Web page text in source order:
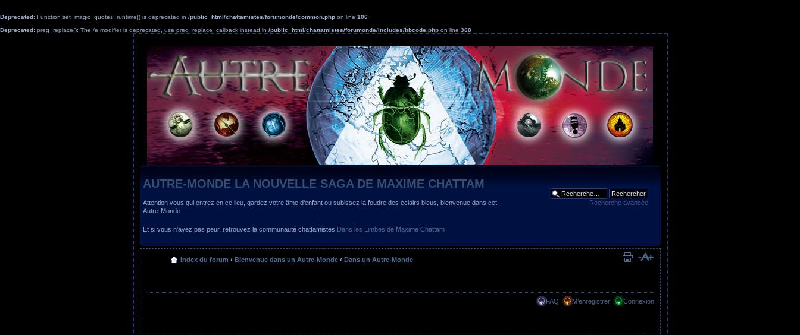
Deprecated: Function set_magic_quotes_runtime() is deprecated in /public_html/chattamistes/forumonde/common.php on line 106
Deprecated: preg_replace(): The /e modifier is deprecated, use preg_replace_callback instead in /public_html/chattamistes/forumonde/includes/bbcode.php on line 368
AUTRE-MONDE LA NOUVELLE SAGA DE MAXIME CHATTAM
Attention vous qui entrez en ce lieu, gardez votre âme d'enfant ou subissez la foudre des éclairs bleus, bienvenue dans cet
Autre-Monde
Et si vous n'avez pas peur, retrouvez la communauté chattamistes Dans les Limbes de Maxime Chattam
Recherche avancée
Index du forum ‹ Bienvenue dans un Autre-Monde ‹ Dans un Autre-Monde
FAQ M’enregistrer Connexion